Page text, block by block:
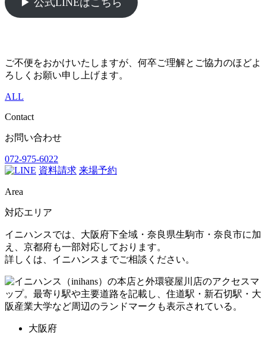
ご不便をおかけいたしますが、何卒ご理解とご協力のほどよ
ろしくお願い申し上げます。
ALL
Contact
お問い合わせ
072-975-6022
資料請求 来場予約
Area
対応エリア
イニハンスでは、大阪府下全域・奈良県生駒市・奈良市に加
え、京都府も一部対応しております。
詳しくは、イニハンスまでご相談ください。
大阪府